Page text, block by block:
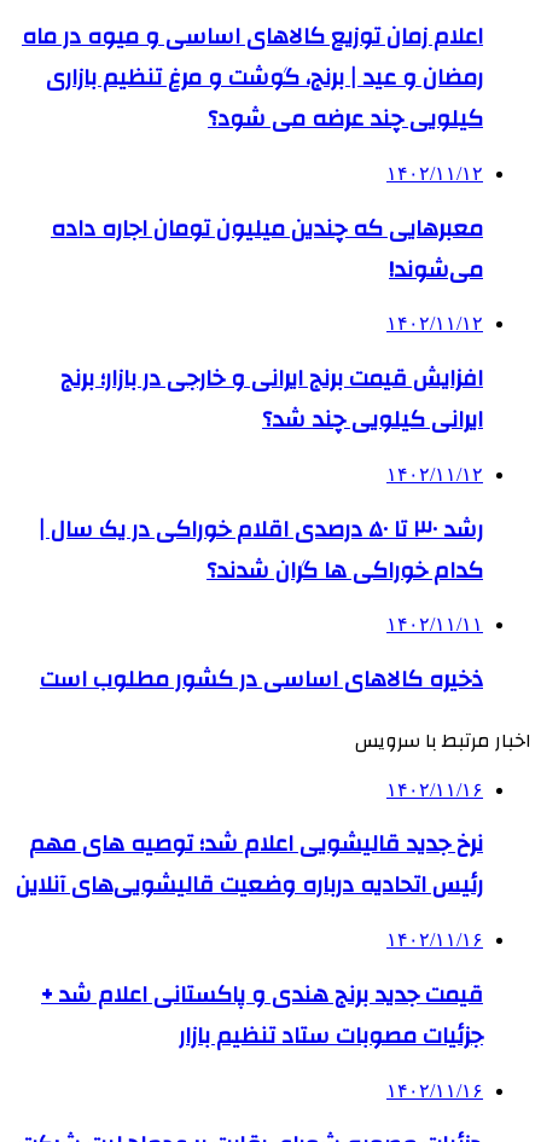
اعلام زمان توزیع کالاهای اساسی و میوه در ماه
رمضان و عید | برنج، گوشت و مرغ تنظیم بازاری
کیلویی چند عرضه می شود؟
۱۴۰۲/۱۱/۱۲
معبرهایی که چندین میلیون تومان اجاره داده
می‌شوند!
۱۴۰۲/۱۱/۱۲
افزایش قیمت برنج ایرانی و خارجی در بازار؛ برنج
ایرانی کیلویی چند شد؟
۱۴۰۲/۱۱/۱۲
رشد ۳۰ تا ۵۰ درصدی اقلام خوراکی در یک سال |
کدام خوراکی‌ ها گران شدند؟
۱۴۰۲/۱۱/۱۱
ذخیره کالاهای اساسی در کشور مطلوب است
اخبار مرتبط با سرویس
۱۴۰۲/۱۱/۱۶
نرخ جدید قالیشویی اعلام شد؛ توصیه های مهم
رئیس اتحادیه درباره وضعیت قالیشویی‌های آنلاین
۱۴۰۲/۱۱/۱۶
قیمت جدید برنج هندی و پاکستانی اعلام شد +
جزئیات مصوبات ستاد تنظیم بازار
۱۴۰۲/۱۱/۱۶